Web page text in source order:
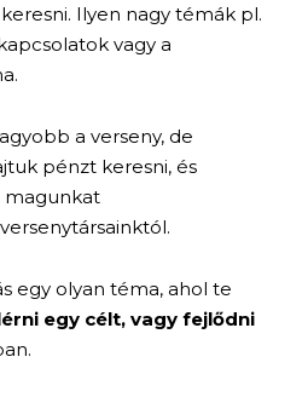
Ilyen nagy témák pl.
vagy a
a verseny, de
pénzt keresni, és
magunkat
egy olyan téma, ahol te
egy célt, vagy fejlődni